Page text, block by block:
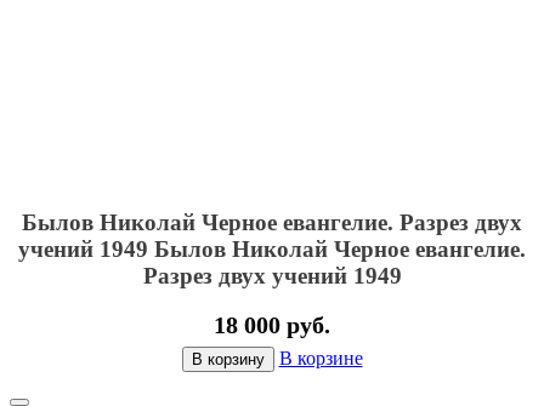
Былов Николай Черное евангелие. Разрез двух
учений 1949 Былов Николай Черное евангелие.
Разрез двух учений 1949
18 000 руб.
В корзину В корзине